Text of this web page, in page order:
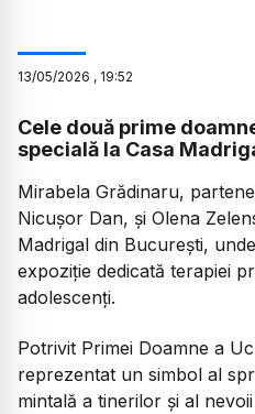
13/05/2026 , 19:52
Cele două prime
specială la Casa
Mirabela Grădinaru,
Nicușor Dan, și Olena
Madrigal din București,
expoziție dedicată terapiei
adolescenți.
Potrivit Primei Doamne a
reprezentat un simbol al
mintală a tinerilor și al